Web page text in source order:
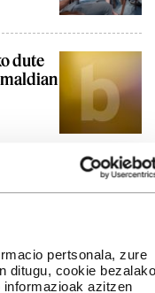
pertsonala, zure
ditugu, cookie bezalako
azitzen
dute